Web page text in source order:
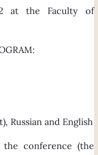
at the Faculty of
Russian and English
conference (the